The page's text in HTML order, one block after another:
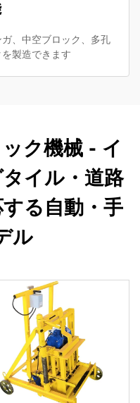
、中空ブロック、多孔
製造できます
ク機械 - イ
イル・道路
る自動・手
ル